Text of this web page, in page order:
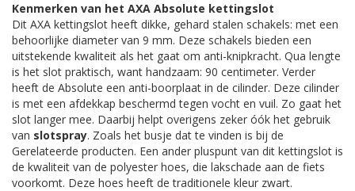
Kenmerken van het AXA Absolute kettingslot
Dit AXA kettingslot heeft dikke, gehard stalen schakels: met een
behoorlijke diameter van 9 mm. Deze schakels bieden een
uitstekende kwaliteit als het gaat om anti-knipkracht. Qua lengte
is het slot praktisch, want handzaam: 90 centimeter. Verder
heeft de Absolute een anti-boorplaat in de cilinder. Deze cilinder
is met een afdekkap beschermd tegen vocht en vuil. Zo gaat het
slot langer mee. Daarbij helpt overigens zeker óók het gebruik
van slotspray. Zoals het busje dat te vinden is bij de
Gerelateerde producten. Een ander pluspunt van dit kettingslot is
de kwaliteit van de polyester hoes, die lakschade aan de fiets
voorkomt. Deze hoes heeft de traditionele kleur zwart.